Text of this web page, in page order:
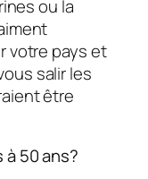
ou la
votre pays et
salir les
être
50 ans?